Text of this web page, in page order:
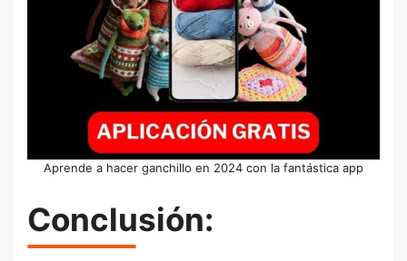
Aprende a hacer ganchillo en 2024 con la fantástica app
Conclusión: